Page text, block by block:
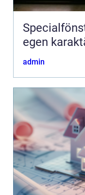
egen
admin